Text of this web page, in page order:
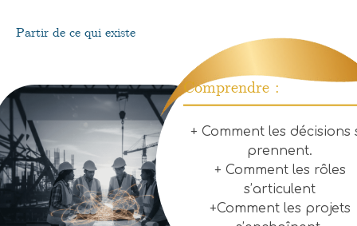
Partir de ce qui existe
Comprendre :
+ Comment les décisions
prennent.
+ Comment les rôles
s’articulent
+Comment les projets